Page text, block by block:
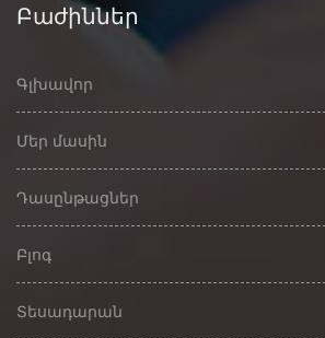
Բաժիններ
Գլխավոր
Մեր մասին
Դասընթացներ
Բլոգ
Տեսադարան